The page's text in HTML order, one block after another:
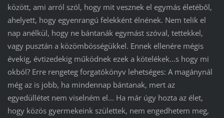
között, ami arról szól, hogy mit vesznek el egymás életéből,
ahelyett, hogy egyenrangú felekként élnének. Nem telik el
nap anélkül, hogy ne bántanák egymást szóval, tettekkel,
vagy pusztán a közömbösségükkel. Ennek ellenére mégis
évekig, évtizedekig működnek ezek a kötelékek...s hogy mi
okból? Erre rengeteg forgatókönyv lehetséges: A magánynál
még az is jobb, ha mindennap bántanak, mert az
egyedüllétet nem viselném el... Ha már úgy hozta az élet,
hogy közös gyermekeink születtek, nem engedhetem meg,